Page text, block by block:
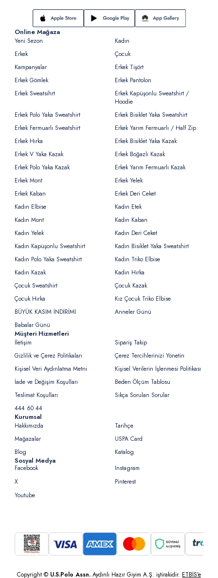
Online Mağaza
Yeni Sezon
Kadın
Erkek
Çocuk
Kampanyalar
Erkek Tişört
Erkek Gömlek
Erkek Pantolon
Erkek Sweatsihrt
Erkek Kapüşonlu Sweatshirt /
Hoodie
Erkek Polo Yaka Sweatshirt
Erkek Bisiklet Yaka Sweatshirt
Erkek Fermuarlı Sweatshirt
Erkek Yarım Fermuarlı / Half Zip
Erkek Hırka
Erkek Bisiklet Yaka Kazak
Erkek V Yaka Kazak
Erkek Boğazlı Kazak
Erkek Polo Yaka Kazak
Erkek Yarım Fermuarlı Kazak
Erkek Mont
Erkek Yelek
Erkek Kaban
Erkek Deri Ceket
Kadın Elbise
Kadın Etek
Kadın Mont
Kadın Kaban
Kadın Yelek
Kadın Deri Ceket
Kadın Kapüşonlu Sweatshirt
Kadın Bisiklet Yaka Sweatshirt
Kadın Polo Yaka Sweatshirt
Kadın Triko Elbise
Kadın Kazak
Kadın Hırka
Çocuk Sweatshirt
Çocuk Kazak
Çocuk Hırka
Kız Çocuk Triko Elbise
BÜYÜK KASIM İNDİRİMİ
Anneler Günü
Babalar Günü
Müşteri Hizmetleri
İletişim
Sipariş Takip
Gizlilik ve Çerez Politikaları
Çerez Tercihlerinizi Yönetin
Kişisel Veri Aydınlatma Metni
Kişisel Verilerin İşlenmesi Politikası
İade ve Değişim Koşulları
Beden Ölçüm Tablosu
Teslimat Koşulları
Sıkça Sorulan Sorular
444 60 44
Kurumsal
Hakkımızda
Tarihçe
Mağazalar
USPA Card
Blog
Katalog
Sosyal Medya
Facebook
Instagram
X
Pinterest
Youtube
Copyright © U.S.Polo Assn. Aydınlı Hazır Giyim A.Ş. iştirakidir. ETBİS’e